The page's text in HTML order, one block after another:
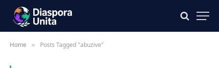
Home » Posts Tagged "abuzive"